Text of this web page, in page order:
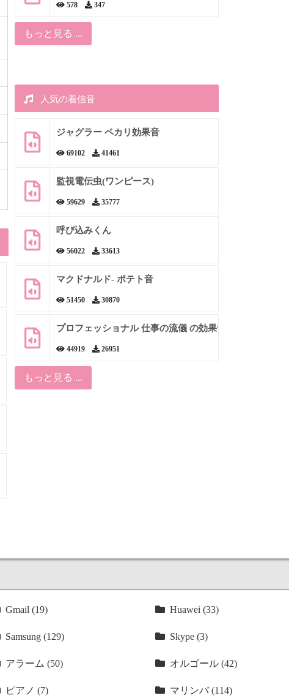
578 347
もっと見る ...
人気の着信音
ジャグラー ペカリ効果音
69102 41461
監視電伝虫(ワンピース)
59629 35777
呼び込みくん
56022 33613
マクドナルド- ポテト音
51450 30870
プロフェッショナル 仕事の流儀 の効果音
44919 26951
もっと見る ...
Gmail (19) Huawei (33)
Samsung (129) Skype (3)
アラーム (50) オルゴール (42)
ピアノ (7) マリンバ (114)